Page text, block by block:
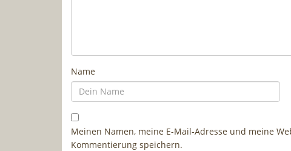
Name
Meinen Namen, meine E-Mail-Adresse und meine
Kommentierung speichern.